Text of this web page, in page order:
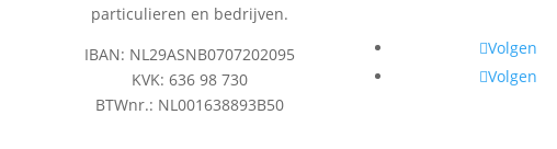
particulieren en bedrijven.
IBAN: NL29ASNB0707202095
KVK: 636 98 730
BTWnr.: NL001638893B50
Volgen
Volgen